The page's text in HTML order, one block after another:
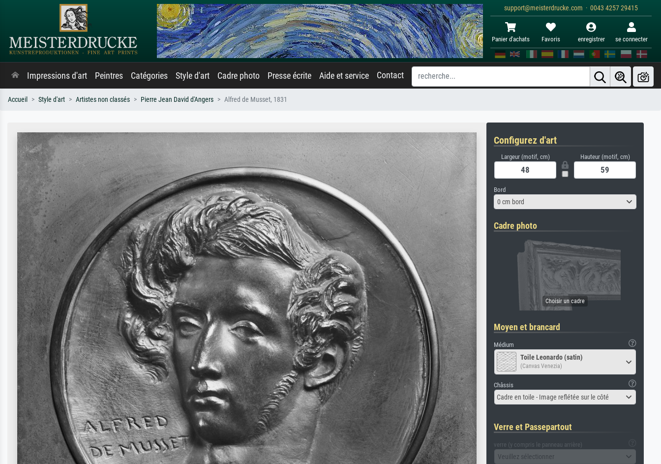
support@meisterdrucke.com · 0043 4257 29415
Panier d'achats Favoris enregistrer se connecter
Impressions d'art Peintres Catégories Style d'art Cadre photo Presse écrite Aide et service Contact
Accueil Style d'art Artistes non classés Pierre Jean David d'Angers Alfred de Musset, 1831
Configurez d'art
Largeur (motif, cm) Hauteur (motif, cm)
Bord
0 cm bord
Cadre photo
Moyen et brancard
Médium
Toile Leonardo (satin)
(Canvas Venezia)
Châssis
Cadre en toile - Image reflétée sur le côté
Verre et Passepartout
verre (y compris le panneau arrière)
Veuillez sélectionner